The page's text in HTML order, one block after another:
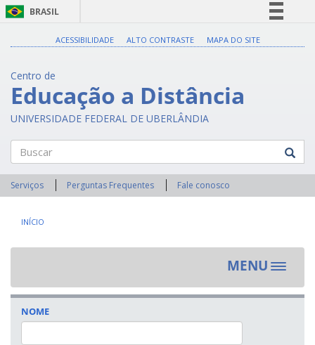
BRASIL
Acesso à informação
Legislação
Canais
ACESSIBILIDADE ALTO CONTRASTE MAPA DO SITE
Centro de
Educação a Distância
UNIVERSIDADE FEDERAL DE UBERLÂNDIA
Buscar
Serviços Perguntas Frequentes Fale conosco
INÍCIO
MENU
Toggle
NOME